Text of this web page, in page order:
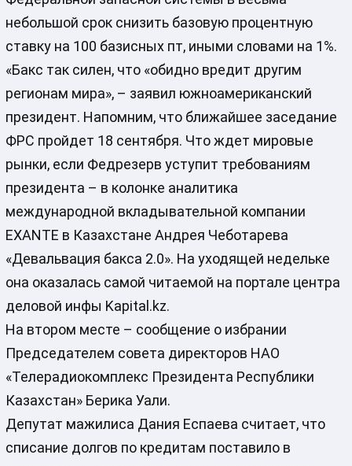
небольшой срок снизить базовую процентную
ставку на 100 базисных пт, иными словами на 1%.
«Бакс так силен, что «обидно вредит другим
регионам мира», – заявил южноамериканский
президент. Напомним, что ближайшее заседание
ФРС пройдет 18 сентября. Что ждет мировые
рынки, если Федрезерв уступит требованиям
президента – в колонке аналитика
международной вкладывательной компании
EXANTE в Казахстане Андрея Чеботарева
«Девальвация бакса 2.0». На уходящей недельке
она оказалась самой читаемой на портале центра
деловой инфы Kapital.kz.
На втором месте – сообщение о избрании
Председателем совета директоров НАО
«Телерадиокомплекс Президента Республики
Казахстан» Берика Уали.
Депутат мажилиса Дания Еспаева считает, что
списание долгов по кредитам поставило в